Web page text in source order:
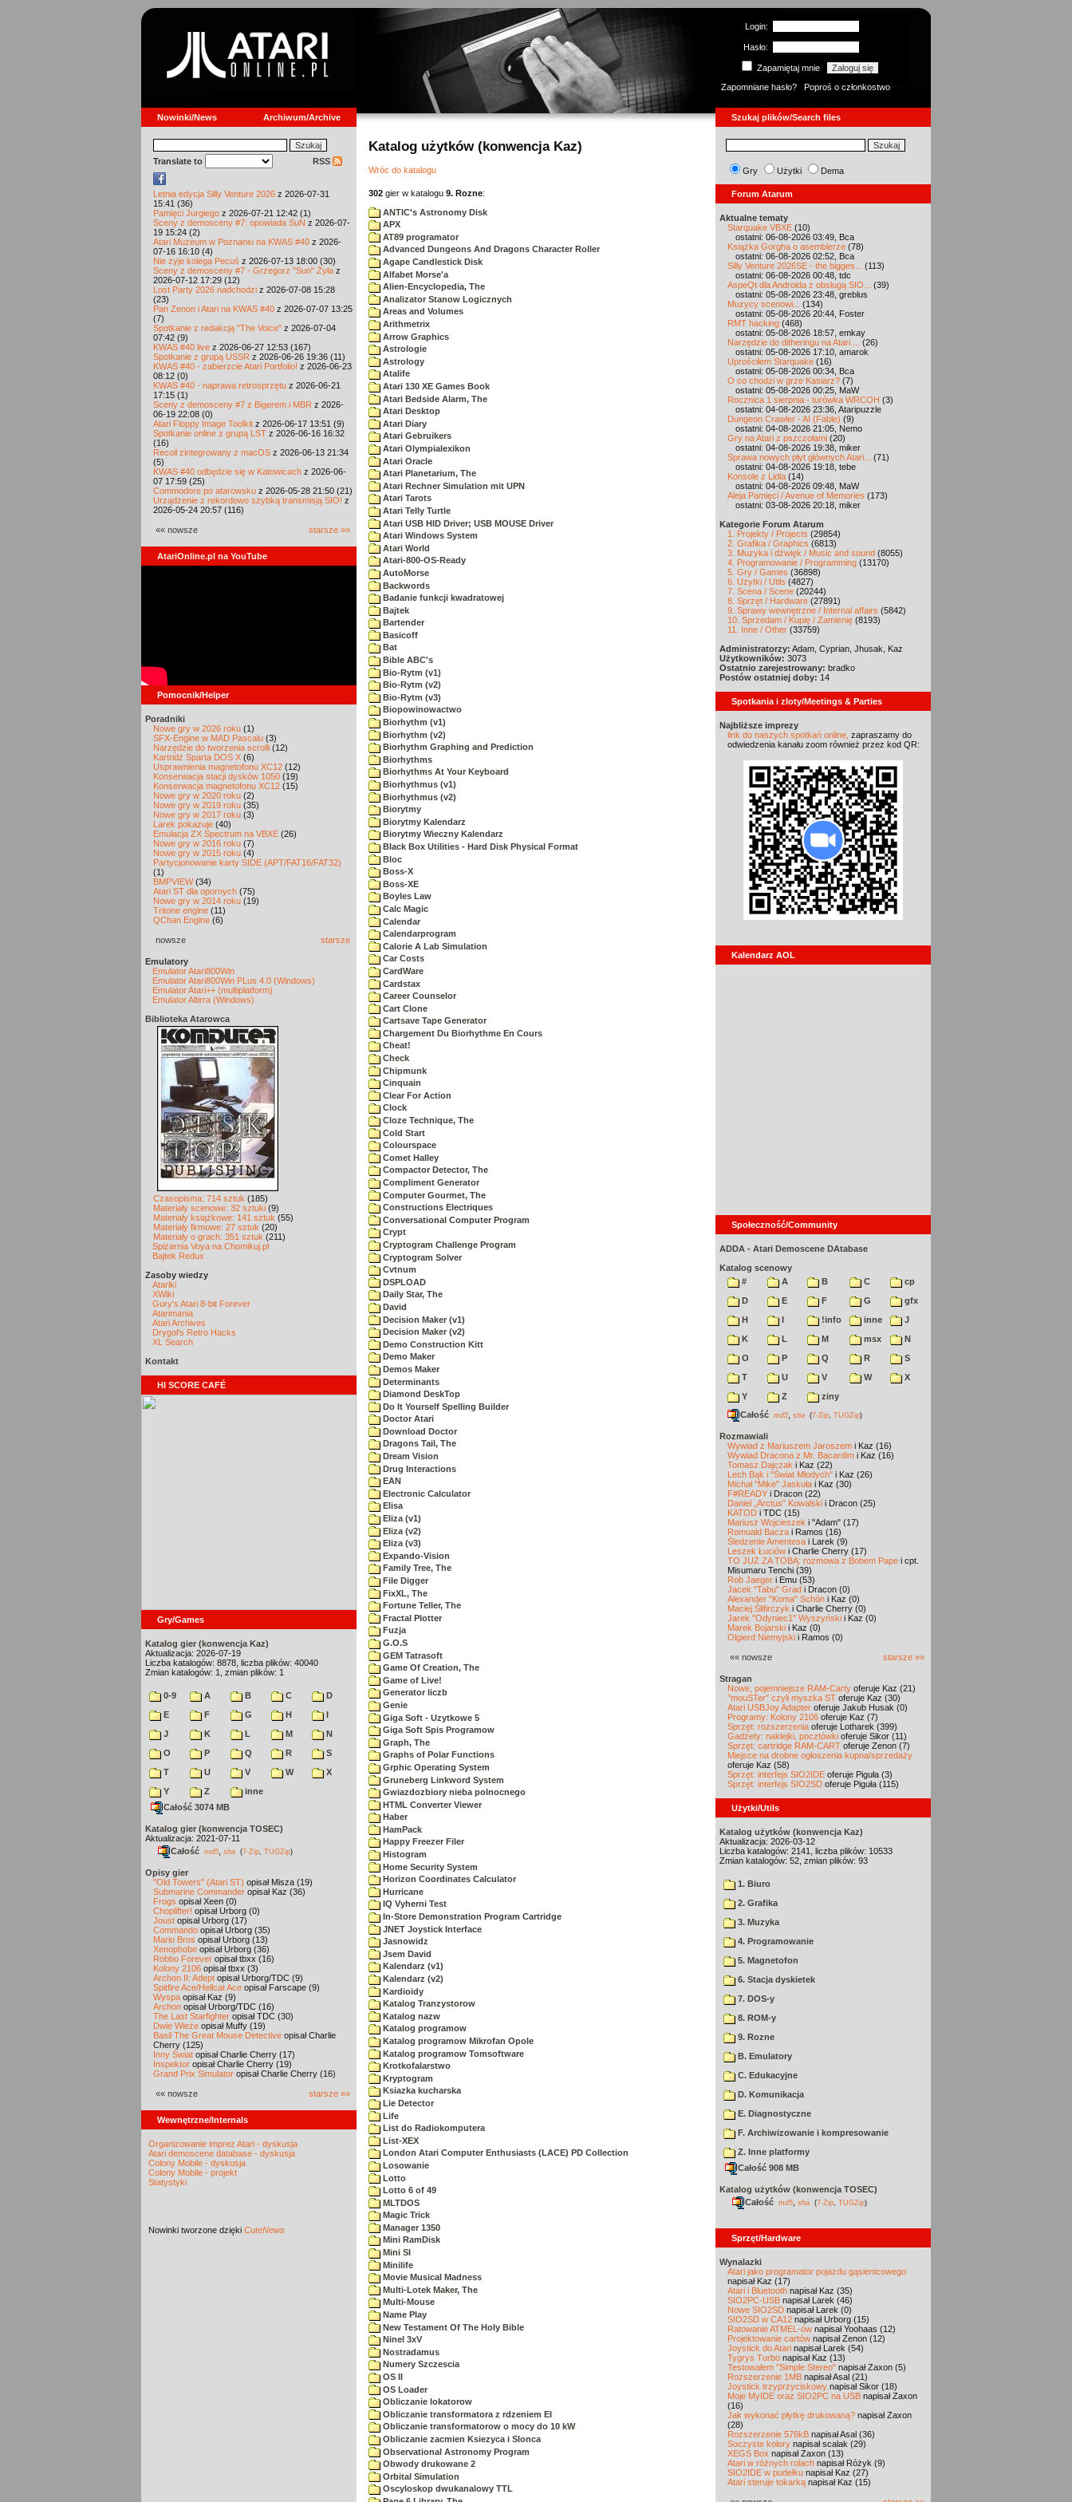
Login:
Hasło:
Zapamiętaj mnie
Zapomniane hasło?
Poproś o członkostwo
Nowinki/News Archiwum/Archive Szukaj plików/Search files
Translate to RSS
Letnia edycja Silly Venture 2026 z 2026-07-31
15:41 (36)
Pamięci Jurgiego z 2026-07-21 12:42 (1)
Sceny z demosceny #7: opowiada SuN z 2026-07-
19 15:24 (2)
Atari Muzeum w Poznaniu na KWAS #40 z 2026-
07-16 16:10 (4)
Nie żyje kolega Pecuś z 2026-07-13 18:00 (30)
Sceny z demosceny #7 - Grzegorz "Sun" Żyła z
2026-07-12 17:29 (12)
Lost Party 2026 nadchodzi z 2026-07-08 15:28
(23)
Pan Zenon i Atari na KWAS #40 z 2026-07-07 13:25
(7)
Spotkanie z redakcją "The Voice" z 2026-07-04
07:42 (9)
KWAS #40 live z 2026-06-27 12:53 (167)
Spotkanie z grupą USSR z 2026-06-26 19:36 (11)
KWAS #40 - zabierzcie Atari Portfolio! z 2026-06-23
08:12 (0)
KWAS #40 - naprawa retrosprzętu z 2026-06-21
17:15 (1)
Sceny z demosceny #7 z Bigerem i MBR z 2026-
06-19 22:08 (0)
Atari Floppy Image Toolkit z 2026-06-17 13:51 (9)
Spotkanie online z grupą LST z 2026-06-16 16:32
(16)
Recoil zintegrowany z macOS z 2026-06-13 21:34
(5)
KWAS #40 odbędzie się w Katowicach z 2026-06-
07 17:59 (25)
Commodore po atarowsku z 2026-05-28 21:50 (21)
Urządzenie z rekordowo szybką transmisją SIO! z
2026-05-24 20:57 (116)
«« nowsze starsze »»
AtariOnline.pl na YouTube
Pomocnik/Helper
Poradniki
Nowe gry w 2026 roku (1)
SFX-Engine w MAD Pascalu (3)
Narzędzie do tworzenia scrolli (12)
Kartridż Sparta DOS X (6)
Usprawnienia magnetofonu XC12 (12)
Konserwacja stacji dysków 1050 (19)
Konserwacja magnetofonu XC12 (15)
Nowe gry w 2020 roku (2)
Nowe gry w 2019 roku (35)
Nowe gry w 2017 roku (3)
Larek pokazuje (40)
Emulacja ZX Spectrum na VBXE (26)
Nowe gry w 2016 roku (7)
Nowe gry w 2015 roku (4)
Partycjonowanie karty SIDE (APT/FAT16/FAT32)
(1)
BMPVIEW(34)
Atari ST dla opornych (75)
Nowe gry w 2014 roku (19)
Tritone engine (11)
QChan Engine (6)
nowsze starsze
Emulatory
Emulator Atari800Win
Emulator Atari800Win PLus 4.0 (Windows)
Emulator Atari++ (multiplatform)
Emulator Altirra (Windows)
Biblioteka Atarowca
Czasopisma: 714 sztuk (185)
Materiały scenowe: 32 sztuki (9)
Materiały książkowe: 141 sztuk (55)
Materiały firmowe: 27 sztuk (20)
Materiały o grach: 351 sztuk (211)
Spiżarnia Voya na Chomikuj.pl
Bajtek Redux
Zasoby wiedzy
Atariki
XWiki
Gury's Atari 8-bit Forever
Atarimania
Atari Archives
Drygol's Retro Hacks
XL Search
Kontakt
HI SCORE CAFÉ
Gry/Games
Katalog gier (konwencja Kaz)
Aktualizacja: 2026-07-19
Liczba katalogów: 8878, liczba plików: 40040
Zmian katalogów: 1, zmian plików: 1
0-9 A B C
D
E
F G H
I
J
K L M
N
O
P Q R
S
T
U V W
X
Y
Z
inne
Całość 3074 MB
Katalog gier (konwencja TOSEC)
Aktualizacja: 2021-07-11
Całość md5 sha (7-Zip TUGZip)
Opisy gier
"Old Towers" (Atari ST) opisał Misza (19)
Submarine Commander opisał Kaz (36)
Frogs opisał Xeen (0)
Choplifter! opisał Urborg (0)
Joust opisał Urborg (17)
Commando opisał Urborg (35)
Mario Bros opisał Urborg (13)
Xenophobe opisał Urborg (36)
Robbo Forever opisał tbxx (16)
Kolony 2106 opisał tbxx (3)
Archon II: Adept opisał Urborg/TDC (9)
Spitfire Ace/Hellcat Ace opisał Farscape (9)
Wyspa opisał Kaz (9)
Archon opisał Urborg/TDC (16)
The Last Starfighter opisał TDC (30)
Dwie Wieże opisał Muffy (19)
Basil The Great Mouse Detective opisał Charlie
Cherry (125)
Inny Świat opisał Charlie Cherry (17)
Inspektor opisał Charlie Cherry (19)
Grand Prix Simulator opisał Charlie Cherry (16)
«« nowsze starsze »»
Wewnętrzne/Internals
Organizowanie imprez Atari - dyskusja
Atari demoscene database - dyskusja
Colony Mobile - dyskusja
Colony Mobile - projekt
Statystyki
Nowinki tworzone dzięki CuteNews
Katalog użytków (konwencja Kaz)
Wróc do katalogu
302 gier w katalogu 9. Rozne:
ANTIC's Astronomy Disk
APX
AT89 programator
Advanced Dungeons And Dragons Character Roller
Agape Candlestick Disk
Alfabet Morse'a
Alien-Encyclopedia, The
Analizator Stanow Logicznych
Areas and Volumes
Arithmetrix
Arrow Graphics
Astrologie
Astrology
Atalife
Atari 130 XE Games Book
Atari Bedside Alarm, The
Atari Desktop
Atari Diary
Atari Gebruikers
Atari Olympialexikon
Atari Oracle
Atari Planetarium, The
Atari Rechner Simulation mit UPN
Atari Tarots
Atari Telly Turtle
Atari USB HID Driver; USB MOUSE Driver
Atari Windows System
Atari World
Atari-800-OS-Ready
AutoMorse
Backwords
Badanie funkcji kwadratowej
Bajtek
Bartender
Basicoff
Bat
Bible ABC's
Bio-Rytm (v1)
Bio-Rytm (v2)
Bio-Rytm (v3)
Biopowinowactwo
Biorhythm (v1)
Biorhythm (v2)
Biorhythm Graphing and Prediction
Biorhythms
Biorhythms At Your Keyboard
Biorhythmus (v1)
Biorhythmus (v2)
Biorytmy
Biorytmy Kalendarz
Biorytmy Wieczny Kalendarz
Black Box Utilities - Hard Disk Physical Format
Bloc
Boss-X
Boss-XE
Boyles Law
Calc Magic
Calendar
Calendarprogram
Calorie A Lab Simulation
Car Costs
CardWare
Cardstax
Career Counselor
Cart Clone
Cartsave Tape Generator
Chargement Du Biorhythme En Cours
Cheat!
Check
Chipmunk
Cinquain
Clear For Action
Clock
Cloze Technique, The
Cold Start
Colourspace
Comet Halley
Compactor Detector, The
Compliment Generator
Computer Gourmet, The
Constructions Electriques
Conversational Computer Program
Crypt
Cryptogram Challenge Program
Cryptogram Solver
Cvtnum
DSPLOAD
Daily Star, The
David
Decision Maker (v1)
Decision Maker (v2)
Demo Construction Kitt
Demo Maker
Demos Maker
Determinants
Diamond DeskTop
Do It Yourself Spelling Builder
Doctor Atari
Download Doctor
Dragons Tail, The
Dream Vision
Drug Interactions
EAN
Electronic Calculator
Elisa
Eliza (v1)
Eliza (v2)
Eliza (v3)
Expando-Vision
Family Tree, The
File Digger
FixXL, The
Fortune Teller, The
Fractal Plotter
Fuzja
G.O.S
GEM Tatrasoft
Game Of Creation, The
Game of Live!
Generator liczb
Genie
Giga Soft - Uzytkowe 5
Giga Soft Spis Programow
Graph, The
Graphs of Polar Functions
Grphic Operating System
Gruneberg Linkword System
Gwiazdozbiory nieba polnocnego
HTML Converter Viewer
Haber
HamPack
Happy Freezer Filer
Histogram
Home Security System
Horizon Coordinates Calculator
Hurricane
IQ Vyherni Test
In-Store Demonstration Program Cartridge
JNET Joystick Interface
Jasnowidz
Jsem David
Kalendarz (v1)
Kalendarz (v2)
Kardioidy
Katalog Tranzystorow
Katalog nazw
Katalog programow
Katalog programow Mikrofan Opole
Katalog programow Tomsoftware
Krotkofalarstwo
Kryptogram
Ksiazka kucharska
Lie Detector
Life
List do Radiokomputera
List-XEX
London Atari Computer Enthusiasts (LACE) PD Collection
Losowanie
Lotto
Lotto 6 of 49
MLTDOS
Magic Trick
Manager 1350
Mini RamDisk
Mini SI
Minilife
Movie Musical Madness
Multi-Lotek Maker, The
Multi-Mouse
Name Play
New Testament Of The Holy Bible
Ninel 3xV
Nostradamus
Numery Szczescia
OS II
OS Loader
Obliczanie lokatorow
Obliczanie transformatora z rdzeniem EI
Obliczanie transformatorow o mocy do 10 kW
Obliczanie zacmien Ksiezyca i Slonca
Observational Astronomy Program
Obwody drukowane 2
Orbital Simulation
Oscyloskop dwukanalowy TTL
Gry Użytki Dema
Forum Atarum
Aktualne tematy
Starquake VBXE (10)
ostatni: 06-08-2026 03:49, Bca
Książka Gorgha o asemblerze (78)
ostatni: 06-08-2026 02:52, Bca
Silly Venture 2026SE - the bigges...
(113)
ostatni: 06-08-2026 00:48, tdc
AspeQt dla Androida z obsługą SIO...
(39)
ostatni: 05-08-2026 23:48, greblus
Muzycy scenowi...
(134)
ostatni: 05-08-2026 20:44, Foster
RMT hacking (468)
ostatni: 05-08-2026 18:57, emkay
Narzędzie do ditheringu na Atari ...
(26)
ostatni: 05-08-2026 17:10, amarok
Uprościłem Starquake (16)
ostatni: 05-08-2026 00:34, Bca
O co chodzi w grze Kasiarz? (7)
ostatni: 05-08-2026 00:25, MaW
Rocznica 1 sierpnia - turówka WRCOH (3)
ostatni: 04-08-2026 23:36, Ataripuzzle
Dungeon Crawler - AI (Fable) (9)
ostatni: 04-08-2026 21:05, Nemo
Gry na Atari z pszczołami (20)
ostatni: 04-08-2026 19:38, miker
Sprawa nowych płyt głównych Atari...
(71)
ostatni: 04-08-2026 19:18, tebe
Konsole z Lidla (14)
ostatni: 04-08-2026 09:48, MaW
Aleja Pamięci / Avenue of Memories (173)
ostatni: 03-08-2026 20:18, miker
Kategorie Forum Atarum
1. Projekty / Projects (29854)
2. Grafika / Graphics (6813)
3. Muzyka i dźwięk / Music and sound (8055)
4. Programowanie / Programming (13170)
5. Gry / Games (36898)
6. Użytki / Utils (4827)
7. Scena / Scene (20244)
8. Sprzęt / Hardware (27891)
9. Sprawy wewnętrzne / Internal affairs (5842)
10. Sprzedam / Kupię / Zamienię (8193)
11. Inne / Other (33759)
Administratorzy: Adam, Cyprian, Jhusak, Kaz
Użytkowników: 3073
Ostatnio zarejestrowany: bradko
Postów ostatniej doby: 14
Spotkania i zloty/Meetings & Parties
Najbliższe imprezy
link do naszych spotkań online, zapraszamy do
odwiedzenia kanału zoom również przez kod QR:
Kalendarz AOL
Społeczność/Community
ADDA - Atari Demoscene DAtabase
Katalog scenowy
#
A B C
cp
D
E F G
gfx
H
I !info inne
J
K
L M msx
N
O
P Q R
S
T
U V W
X
Y
Z
ziny
Całość md5 sha (7-Zip TUGZip)
Rozmawiali
Wywiad z Mariuszem Jaroszem i Kaz (16)
Wywiad Dracona z Mr. Bacardim i Kaz (16)
Tomasz Dajczak i Kaz (22)
Lech Bąk i "Świat Młodych" i Kaz (26)
Michał "Mike" Jaskuła i Kaz (30)
F#READY i Dracon (22)
Daniel „Arctus” Kowalski i Dracon (25)
KATOD i TDC (15)
Mariusz Wojcieszek i "Adam" (17)
Romuald Bacza i Ramos (16)
Śledzenie Amentesa i Larek (9)
Leszek Łuciów i Charlie Cherry (17)
TO JUŻ ZA TOBĄ: rozmowa z Bobem Pape i cpt.
Misumaru Tenchi (39)
Rob Jaeger i Emu (53)
Jacek "Tabu" Grad i Dracon (0)
Alexander "Koma" Schön i Kaz (0)
Maciej Ślifirczyk i Charlie Cherry (0)
Jarek "Odyniec1" Wyszyński i Kaz (0)
Marek Bojarski i Kaz (0)
Olgierd Niemyjski i Ramos (0)
«« nowsze starsze »»
Stragan
Nowe, pojemniejsze RAM-Carty oferuje Kaz (21)
"mouSTer" czyli myszka ST oferuje Kaz (30)
Atari USBJoy Adapter oferuje Jakub Husak (0)
Programy: Kolony 2106 oferuje Kaz (7)
Sprzęt: rozszerzenia oferuje Lotharek (399)
Gadżety: naklejki, pocztówki oferuje Sikor (11)
Sprzęt: cartridge RAM-CART oferuje Zenon (7)
Miejsce na drobne ogłoszenia kupna/sprzedaży
oferuje Kaz (58)
Sprzęt: interfejs SIO2IDE oferuje Piguła (3)
Sprzęt: interfejs SIO2SD oferuje Piguła (115)
Użytki/Utils
Katalog użytków (konwencja Kaz)
Aktualizacja: 2026-03-12
Liczba katalogów: 2141, liczba plików: 10533
Zmian katalogów: 52, zmian plików: 93
1. Biuro
2. Grafika
3. Muzyka
4. Programowanie
5. Magnetofon
6. Stacja dyskietek
7. DOS-y
8. ROM-y
9. Rozne
B. Emulatory
C. Edukacyjne
D. Komunikacja
E. Diagnostyczne
F. Archiwizowanie i kompresowanie
Z. Inne platformy
Całość 908 MB
Katalog użytków (konwencja TOSEC)
Całość md5 sha (7-Zip TUGZip)
Sprzęt/Hardware
Wynalazki
Atari jako programator pojazdu gąsienicowego
napisał Kaz (17)
Atari i Bluetooth napisał Kaz (35)
SIO2PC-USB napisał Larek (46)
Nowe SIO2SD napisał Larek (0)
SIO2SD w CA12 napisał Urborg (15)
Ratowanie ATMEL-ów napisał Yoohaas (12)
Projektowanie cartów napisał Zenon (12)
Joystick do Atari napisał Larek (54)
Tygrys Turbo napisał Kaz (13)
Testowałem "Simple Stereo" napisał Zaxon (5)
Rozszerzenie 1MB napisał Asal (21)
Joystick trzyprzyciskowy napisał Sikor (18)
Moje MyIDE oraz SIO2PC na USB napisał Zaxon
(16)
Jak wykonać płytkę drukowaną? napisał Zaxon
(28)
Rozszerzenie 576kB napisał Asal (36)
Soczyste kolory napisał scalak (29)
XEGS Box napisał Zaxon (13)
Atari w różnych rolach napisał Różyk (9)
SIO2IDE w pudełku napisał Kaz (27)
Atari steruje tokarką napisał Kaz (15)